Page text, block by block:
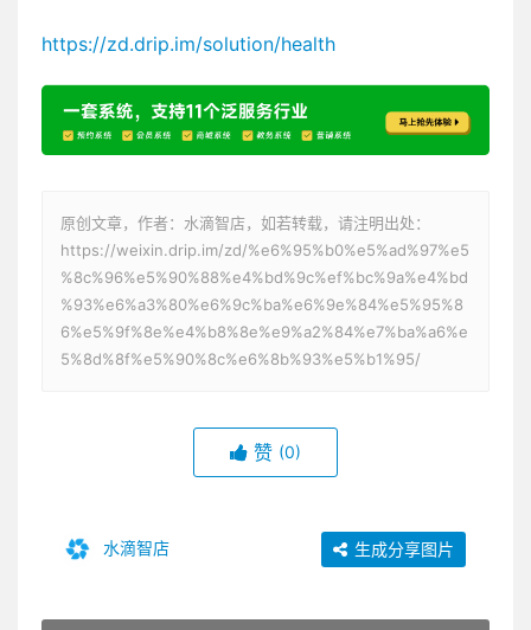
https://zd.drip.im/solution/health
原创文章，作者：水滴智店，如若转载，请注明出处：
https://weixin.drip.im/zd/%e6%95%b0%e5%ad%97%e5
%8c%96%e5%90%88%e4%bd%9c%ef%bc%9a%e4%bd
%93%e6%a3%80%e6%9c%ba%e6%9e%84%e5%95%8
6%e5%9f%8e%e4%b8%8e%e9%a2%84%e7%ba%a6%e
5%8d%8f%e5%90%8c%e6%8b%93%e5%b1%95/
赞 (0)
水滴智店 生成分享图片